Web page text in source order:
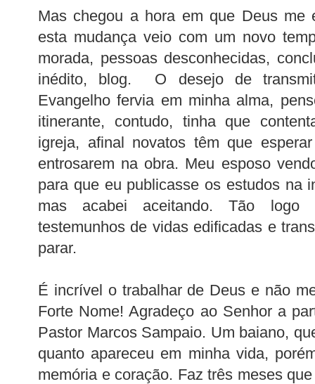
Mas chegou a hora em que Deus me
esta mudança veio com um novo
morada, pessoas desconhecidas,
inédito, blog. O desejo de
Evangelho fervia em minha alma,
itinerante, contudo, tinha que
igreja, afinal novatos têm que
entrosarem na obra. Meu esposo
para que eu publicasse os estudos na
mas acabei aceitando. Tão logo
testemunhos de vidas edificadas e
parar.
É incrível o trabalhar de Deus e não
Forte Nome! Agradeço ao Senhor a
Pastor Marcos Sampaio. Um baiano,
quanto apareceu em minha vida,
memória e coração. Faz três meses